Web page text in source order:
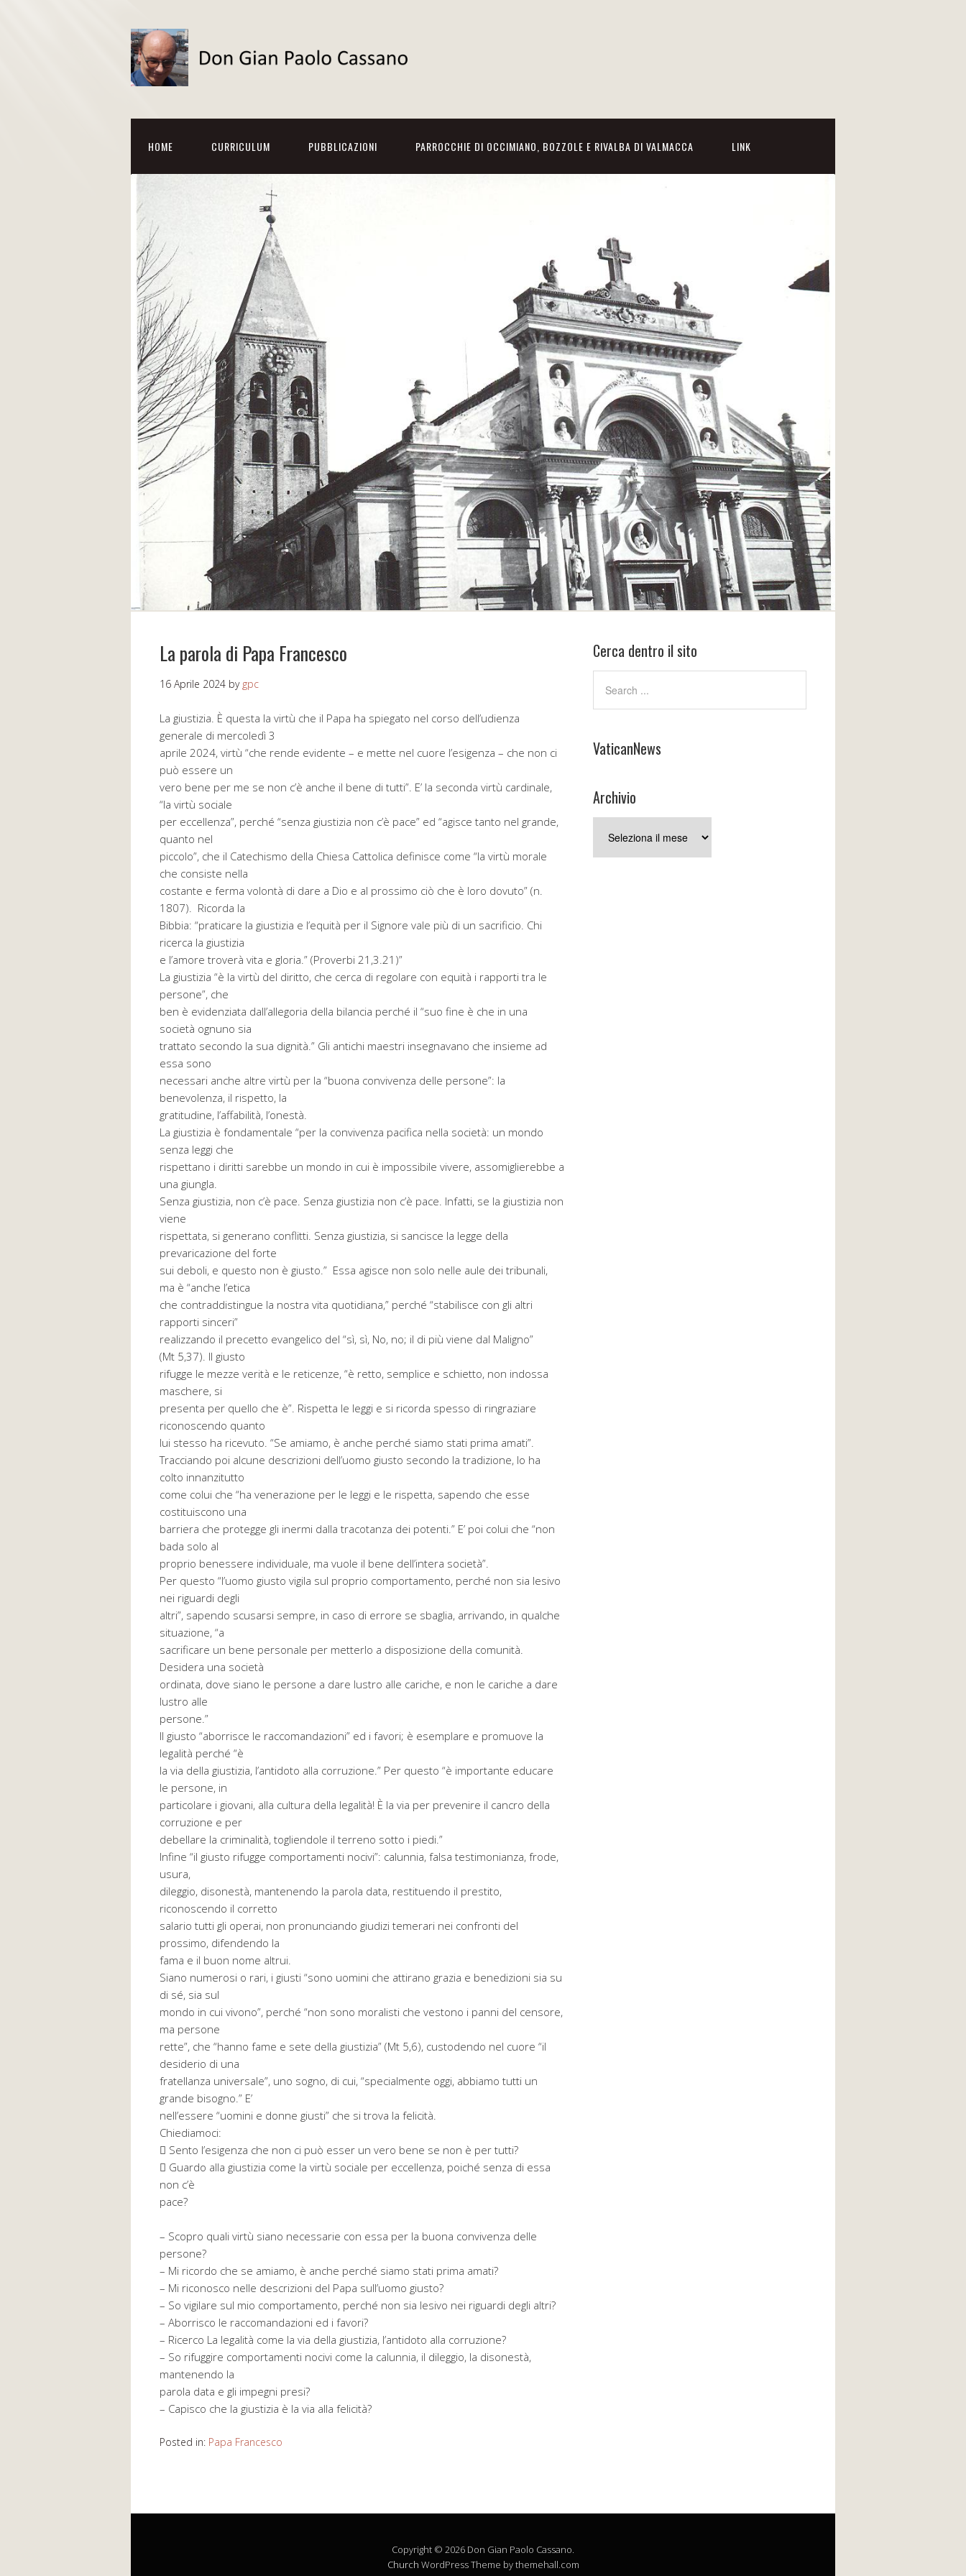
HOME CURRICULUM PUBBLICAZIONI PARROCCHIE DI OCCIMIANO, BOZZOLE E RIVALBA DI VALMACCA LINK
La parola di Papa Francesco
16 Aprile 2024 by gpc
La giustizia. È questa la virtù che il Papa ha spiegato nel corso dell’udienza
generale di mercoledì 3
aprile 2024, virtù “che rende evidente – e mette nel cuore l’esigenza – che non ci
può essere un
vero bene per me se non c’è anche il bene di tutti”. E’ la seconda virtù cardinale,
“la virtù sociale
per eccellenza”, perché “senza giustizia non c’è pace” ed “agisce tanto nel grande,
quanto nel
piccolo”, che il Catechismo della Chiesa Cattolica definisce come “la virtù morale
che consiste nella
costante e ferma volontà di dare a Dio e al prossimo ciò che è loro dovuto” (n.
1807). Ricorda la
Bibbia: “praticare la giustizia e l’equità per il Signore vale più di un sacrificio. Chi
ricerca la giustizia
e l’amore troverà vita e gloria.” (Proverbi 21,3.21)”
La giustizia “è la virtù del diritto, che cerca di regolare con equità i rapporti tra le
persone”, che
ben è evidenziata dall’allegoria della bilancia perché il “suo fine è che in una
società ognuno sia
trattato secondo la sua dignità.” Gli antichi maestri insegnavano che insieme ad
essa sono
necessari anche altre virtù per la “buona convivenza delle persone”: la
benevolenza, il rispetto, la
gratitudine, l’affabilità, l’onestà.
La giustizia è fondamentale “per la convivenza pacifica nella società: un mondo
senza leggi che
rispettano i diritti sarebbe un mondo in cui è impossibile vivere, assomiglierebbe a
una giungla.
Senza giustizia, non c’è pace. Senza giustizia non c’è pace. Infatti, se la giustizia non
viene
rispettata, si generano conflitti. Senza giustizia, si sancisce la legge della
prevaricazione del forte
sui deboli, e questo non è giusto.” Essa agisce non solo nelle aule dei tribunali,
ma è “anche l’etica
che contraddistingue la nostra vita quotidiana,” perché “stabilisce con gli altri
rapporti sinceri”
realizzando il precetto evangelico del “sì, sì, No, no; il di più viene dal Maligno”
(Mt 5,37). Il giusto
rifugge le mezze verità e le reticenze, “è retto, semplice e schietto, non indossa
maschere, si
presenta per quello che è”. Rispetta le leggi e si ricorda spesso di ringraziare
riconoscendo quanto
lui stesso ha ricevuto. “Se amiamo, è anche perché siamo stati prima amati”.
Tracciando poi alcune descrizioni dell’uomo giusto secondo la tradizione, lo ha
colto innanzitutto
come colui che “ha venerazione per le leggi e le rispetta, sapendo che esse
costituiscono una
barriera che protegge gli inermi dalla tracotanza dei potenti.” E’ poi colui che “non
bada solo al
proprio benessere individuale, ma vuole il bene dell’intera società”.
Per questo “l’uomo giusto vigila sul proprio comportamento, perché non sia lesivo
nei riguardi degli
altri”, sapendo scusarsi sempre, in caso di errore se sbaglia, arrivando, in qualche
situazione, “a
sacrificare un bene personale per metterlo a disposizione della comunità.
Desidera una società
ordinata, dove siano le persone a dare lustro alle cariche, e non le cariche a dare
lustro alle
persone.”
Il giusto “aborrisce le raccomandazioni” ed i favori; è esemplare e promuove la
legalità perché “è
la via della giustizia, l’antidoto alla corruzione.” Per questo “è importante educare
le persone, in
particolare i giovani, alla cultura della legalità! È la via per prevenire il cancro della
corruzione e per
debellare la criminalità, togliendole il terreno sotto i piedi.”
Infine “il giusto rifugge comportamenti nocivi”: calunnia, falsa testimonianza, frode,
usura,
dileggio, disonestà, mantenendo la parola data, restituendo il prestito,
riconoscendo il corretto
salario tutti gli operai, non pronunciando giudizi temerari nei confronti del
prossimo, difendendo la
fama e il buon nome altrui.
Siano numerosi o rari, i giusti “sono uomini che attirano grazia e benedizioni sia su
di sé, sia sul
mondo in cui vivono”, perché “non sono moralisti che vestono i panni del censore,
ma persone
rette”, che “hanno fame e sete della giustizia” (Mt 5,6), custodendo nel cuore “il
desiderio di una
fratellanza universale”, uno sogno, di cui, “specialmente oggi, abbiamo tutti un
grande bisogno.” E’
nell’essere “uomini e donne giusti” che si trova la felicità.
Chiediamoci:
 Sento l’esigenza che non ci può esser un vero bene se non è per tutti?
 Guardo alla giustizia come la virtù sociale per eccellenza, poiché senza di essa
non c’è
pace?
– Scopro quali virtù siano necessarie con essa per la buona convivenza delle
persone?
– Mi ricordo che se amiamo, è anche perché siamo stati prima amati?
– Mi riconosco nelle descrizioni del Papa sull’uomo giusto?
– So vigilare sul mio comportamento, perché non sia lesivo nei riguardi degli altri?
– Aborrisco le raccomandazioni ed i favori?
– Ricerco La legalità come la via della giustizia, l’antidoto alla corruzione?
– So rifuggire comportamenti nocivi come la calunnia, il dileggio, la disonestà,
mantenendo la
parola data e gli impegni presi?
– Capisco che la giustizia è la via alla felicità?
Posted in: Papa Francesco
Cerca dentro il sito
VaticanNews
Archivio
Copyright © 2026 Don Gian Paolo Cassano.
Church WordPress Theme by themehall.com